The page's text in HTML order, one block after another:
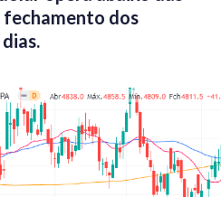
fechamento dos